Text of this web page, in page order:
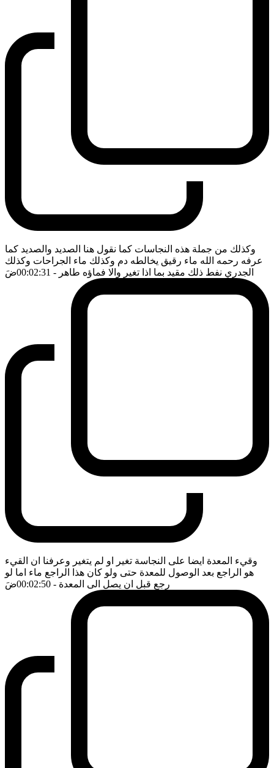
وكذلك من جملة هذه النجاسات كما نقول هنا الصديد والصديد كما
عرفه رحمه الله ماء رقيق يخالطه دم وكذلك ماء الجراحات وكذلك
الجدري نفط ذلك مقيد بما اذا تغير والا فماؤه طاهر - 00:02:31 ضَ
وقيء المعدة ايضا على النجاسة تغير او لم يتغير وعرفنا ان القيء
هو الراجع بعد الوصول للمعدة حتى ولو كان هذا الراجع ماء اما لو
رجع قبل ان يصل الى المعدة - 00:02:50 ضَ